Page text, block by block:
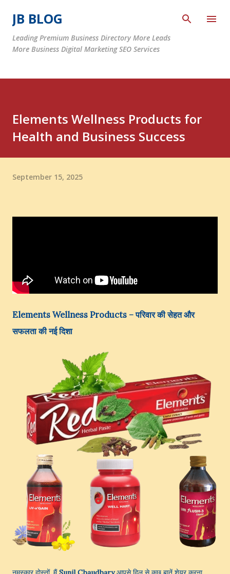
JB BLOG
Leading Premium Business Directory More Leads
More Business Digital Marketing SEO Services
Elements Wellness Products for
Health and Business Success
September 15, 2025
Elements Wellness Products – परिवार की सेहत और
सफलता की नई दिशा